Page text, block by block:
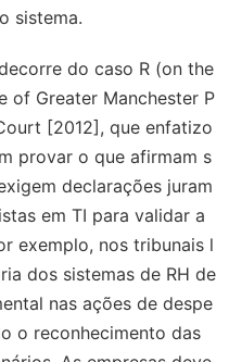
sistema.
do caso R (on the
of Greater Manchester P
[2012], que enfatizo
provar o que afirmam s
declarações juram
em TI para validar a
exemplo, nos tribunais l
dos sistemas de RH de
nas ações de despe
o reconhecimento das